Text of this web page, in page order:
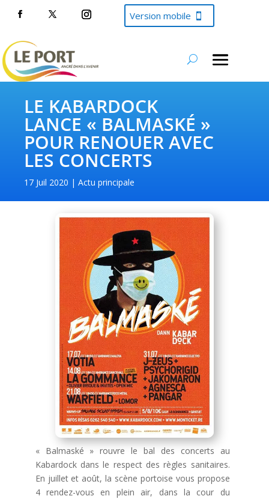
Version mobile
LE KABARDOCK
LANCE « BALMASKÉ »
POUR RENOUER AVEC
LES CONCERTS
17 Juil 2020 Actu principale
« Balmaské » rouvre le bal des concerts au
Kabardock dans le respect des règles sanitaires.
En juillet et août, la scène portoise vous propose
4 rendez-vous en plein air, dans la cour du